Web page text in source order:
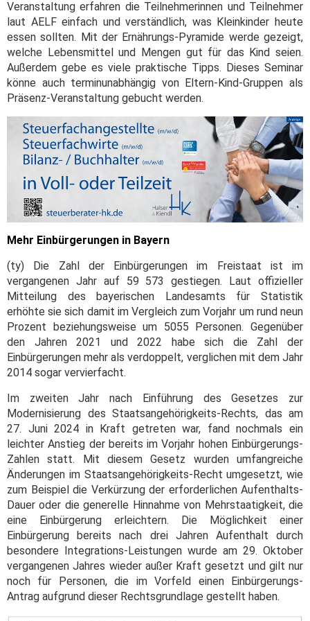
Veranstaltung erfahren die Teilnehmerinnen und Teilnehmer
laut AELF einfach und verständlich, was Kleinkinder heute
essen sollten. Mit der Ernährungs-Pyramide werde gezeigt,
welche Lebensmittel und Mengen gut für das Kind seien.
Außerdem gebe es viele praktische Tipps. Dieses Seminar
könne auch terminunabhängig von Eltern-Kind-Gruppen als
Präsenz-Veranstaltung gebucht werden.
Mehr Einbürgerungen in Bayern
(ty) Die Zahl der Einbürgerungen im Freistaat ist im
vergangenen Jahr auf 59 573 gestiegen. Laut offizieller
Mitteilung des bayerischen Landesamts für Statistik
erhöhte sie sich damit im Vergleich zum Vorjahr um rund neun
Prozent beziehungsweise um 5055 Personen. Gegenüber
den Jahren 2021 und 2022 habe sich die Zahl der
Einbürgerungen mehr als verdoppelt, verglichen mit dem Jahr
2014 sogar vervierfacht.
Im zweiten Jahr nach Einführung des Gesetzes zur
Modernisierung des Staatsangehörigkeits-Rechts, das am
27. Juni 2024 in Kraft getreten war, fand nochmals ein
leichter Anstieg der bereits im Vorjahr hohen Einbürgerungs-
Zahlen statt. Mit diesem Gesetz wurden umfangreiche
Änderungen im Staatsangehörigkeits-Recht umgesetzt, wie
zum Beispiel die Verkürzung der erforderlichen Aufenthalts-
Dauer oder die generelle Hinnahme von Mehrstaatigkeit, die
eine Einbürgerung erleichtern. Die Möglichkeit einer
Einbürgerung bereits nach drei Jahren Aufenthalt durch
besondere Integrations-Leistungen wurde am 29. Oktober
vergangenen Jahres wieder außer Kraft gesetzt und gilt nur
noch für Personen, die im Vorfeld einen Einbürgerungs-
Antrag aufgrund dieser Rechtsgrundlage gestellt haben.